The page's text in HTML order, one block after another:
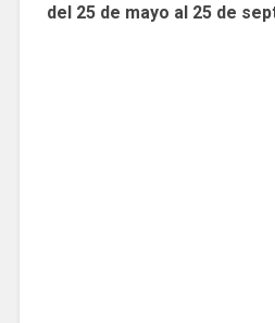
del 25 de mayo al 25 de